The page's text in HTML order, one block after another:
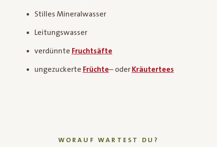
Stilles Mineralwasser
Leitungswasser
verdünnte Fruchtsäfte
ungezuckerte Früchte– oder Kräutertees
WORAUF WARTEST DU?